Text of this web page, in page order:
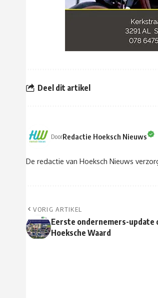
Deel dit artikel
DoorRedactie Hoeksch Nieuws
De redactie van Hoeksch Nieuws
VORIG ARTIKEL
Eerste ondernemers-update
Hoeksche Waard